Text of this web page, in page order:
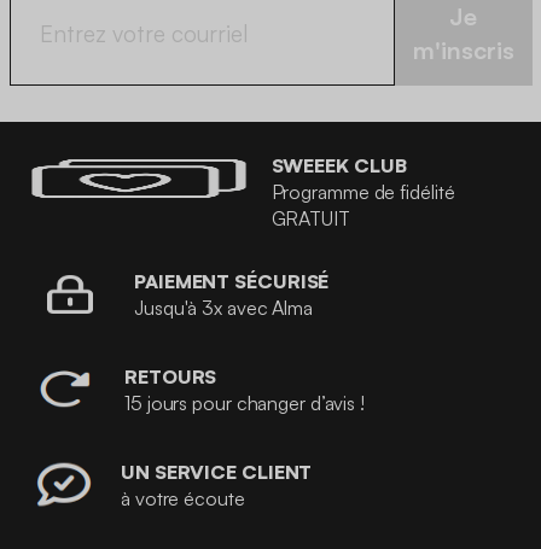
Je
m'inscris
SWEEEK CLUB
Programme de fidélité
GRATUIT
PAIEMENT SÉCURISÉ
Jusqu'à 3x avec Alma
RETOURS
15 jours pour changer d’avis !
UN SERVICE CLIENT
à votre écoute